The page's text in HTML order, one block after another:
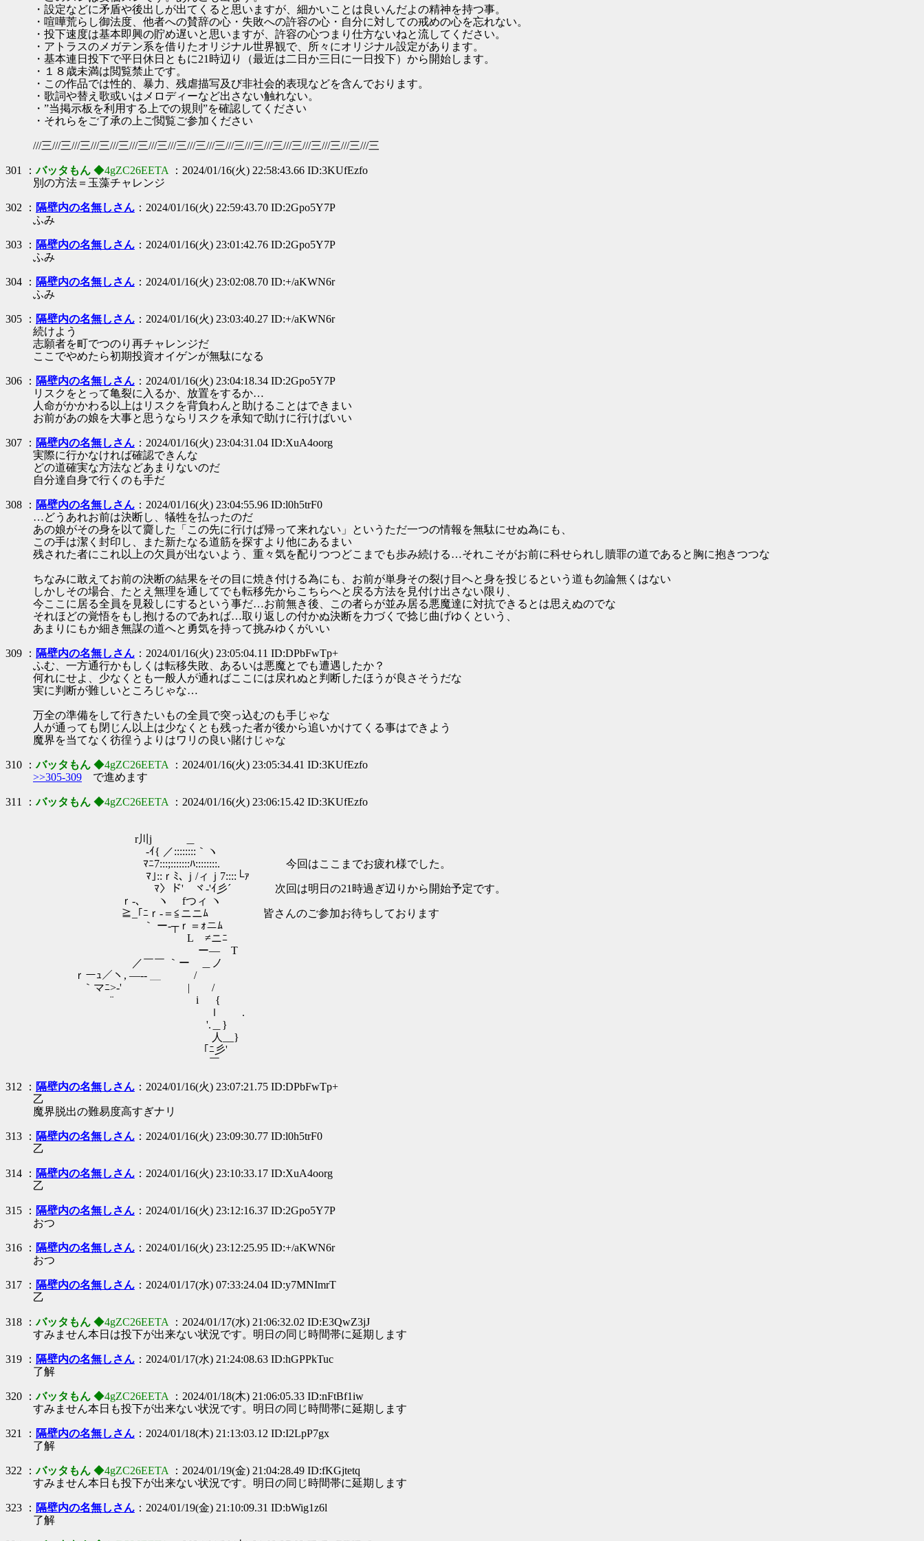
・設定などに矛盾や後出しが出てくると思いますが、細かいことは良いんだよの精神を持つ事。
・喧嘩荒らし御法度、他者への賛辞の心・失敗への許容の心・自分に対しての戒めの心を忘れない。
・投下速度は基本即興の貯め遅いと思いますが、許容の心つまり仕方ないねと流してください。
・アトラスのメガテン系を借りたオリジナル世界観で、所々にオリジナル設定があります。
・基本連日投下で平日休日ともに21時辺り（最近は二日か三日に一日投下）から開始します。
・１８歳未満は閲覧禁止です。
・この作品では性的、暴力、残虐描写及び非社会的表現などを含んでおります。
・歌詞や替え歌或いはメロディーなど出さない触れない。
・”当掲示板を利用する上での規則”を確認してください
・それらをご了承の上ご閲覧ご参加ください
///三///三///三///三///三///三///三///三///三///三///三///三///三///三///三///三///三///三
301 ：バッタもん ◆4gZC26EETA ：2024/01/16(火) 22:58:43.66 ID:3KUfEzfo
別の方法＝玉藻チャレンジ
302 ： 隔壁内の名無しさん ：2024/01/16(火) 22:59:43.70 ID:2Gpo5Y7P
ふみ
303 ： 隔壁内の名無しさん ：2024/01/16(火) 23:01:42.76 ID:2Gpo5Y7P
ふみ
304 ： 隔壁内の名無しさん ：2024/01/16(火) 23:02:08.70 ID:+/aKWN6r
ふみ
305 ： 隔壁内の名無しさん ：2024/01/16(火) 23:03:40.27 ID:+/aKWN6r
続けよう
志願者を町でつのり再チャレンジだ
ここでやめたら初期投資オイゲンが無駄になる
306 ： 隔壁内の名無しさん ：2024/01/16(火) 23:04:18.34 ID:2Gpo5Y7P
リスクをとって亀裂に入るか、放置をするか…
人命がかかわる以上はリスクを背負わんと助けることはできまい
お前があの娘を大事と思うならリスクを承知で助けに行けばいい
307 ： 隔壁内の名無しさん ：2024/01/16(火) 23:04:31.04 ID:XuA4oorg
実際に行かなければ確認できんな
どの道確実な方法などあまりないのだ
自分達自身で行くのも手だ
308 ： 隔壁内の名無しさん ：2024/01/16(火) 23:04:55.96 ID:l0h5trF0
…どうあれお前は決断し、犠牲を払ったのだ
あの娘がその身を以て齎した「この先に行けば帰って来れない」というただ一つの情報を無駄にせぬ為にも、
この手は潔く封印し、また新たなる道筋を探すより他にあるまい
残された者にこれ以上の欠員が出ないよう、重々気を配りつつどこまでも歩み続ける…それこそがお前に科せられし贖罪の道であると胸に抱きつつな
ちなみに敢えてお前の決断の結果をその目に焼き付ける為にも、お前が単身その裂け目へと身を投じるという道も勿論無くはない
しかしその場合、たとえ無理を通してでも転移先からこちらへと戻る方法を見付け出さない限り、
今ここに居る全員を見殺しにするという事だ…お前無き後、この者らが並み居る悪魔達に対抗できるとは思えぬのでな
それほどの覚悟をもし抱けるのであれば…取り返しの付かぬ決断を力づくで捻じ曲げゆくという、
あまりにもか細き無謀の道へと勇気を持って挑みゆくがいい
309 ： 隔壁内の名無しさん ：2024/01/16(火) 23:05:04.11 ID:DPbFwTp+
ふむ、一方通行かもしくは転移失敗、あるいは悪魔とでも遭遇したか？
何れにせよ、少なくとも一般人が通ればここには戻れぬと判断したほうが良さそうだな
実に判断が難しいところじゃな…
万全の準備をして行きたいもの全員で突っ込むのも手じゃな
人が通っても閉じん以上は少なくとも残った者が後から追いかけてくる事はできよう
魔界を当てなく彷徨うよりはワリの良い賭けじゃな
310 ：バッタもん ◆4gZC26EETA ：2024/01/16(火) 23:05:34.41 ID:3KUfEzfo
>>305-309 で進めます
311 ：バッタもん ◆4gZC26EETA ：2024/01/16(火) 23:06:15.42 ID:3KUfEzfo
r川j ＿
ゝ-ｲ{ ／::::::::｀ヽ
ﾏﾆ7:::;:::::::ﾊ::::::::. 今回はここまでお疲れ様でした。
ﾏ｣::ｒﾐ､ｊ/ィｊ7::::└ｧ
ﾏ〉ド' ヾ-'ｲ彡´ 次回は明日の21時過ぎ辺りから開始予定です。
ｒ-､ ヽゝ fつィ ヽ
≧_｢ﾆｒ‐＝≦ニニﾑ 皆さんのご参加お待ちしております
｀ ー‐┬ｒ＝ｫニﾑ
Lゝ≠ニﾆ
ゞー― T
／￣￣ ｀ー ＿ノ
ｒーｭ／ヽ, ―-- ＿ /
｀マﾆ>‐' | /
¨ i {
ｌ .
'.＿}
人__}
｢ﾆ彡'
￣
312 ： 隔壁内の名無しさん ：2024/01/16(火) 23:07:21.75 ID:DPbFwTp+
乙
魔界脱出の難易度高すぎナリ
313 ： 隔壁内の名無しさん ：2024/01/16(火) 23:09:30.77 ID:l0h5trF0
乙
314 ： 隔壁内の名無しさん ：2024/01/16(火) 23:10:33.17 ID:XuA4oorg
乙
315 ： 隔壁内の名無しさん ：2024/01/16(火) 23:12:16.37 ID:2Gpo5Y7P
おつ
316 ： 隔壁内の名無しさん ：2024/01/16(火) 23:12:25.95 ID:+/aKWN6r
おつ
317 ： 隔壁内の名無しさん ：2024/01/17(水) 07:33:24.04 ID:y7MNImrT
乙
318 ：バッタもん ◆4gZC26EETA ：2024/01/17(水) 21:06:32.02 ID:E3QwZ3jJ
すみません本日は投下が出来ない状況です。明日の同じ時間帯に延期します
319 ： 隔壁内の名無しさん ：2024/01/17(水) 21:24:08.63 ID:hGPPkTuc
了解
320 ：バッタもん ◆4gZC26EETA ：2024/01/18(木) 21:06:05.33 ID:nFtBf1iw
すみません本日も投下が出来ない状況です。明日の同じ時間帯に延期します
321 ： 隔壁内の名無しさん ：2024/01/18(木) 21:13:03.12 ID:I2LpP7gx
了解
322 ：バッタもん ◆4gZC26EETA ：2024/01/19(金) 21:04:28.49 ID:fKGjtetq
すみません本日も投下が出来ない状況です。明日の同じ時間帯に延期します
323 ： 隔壁内の名無しさん ：2024/01/19(金) 21:10:09.31 ID:bWig1z6l
了解